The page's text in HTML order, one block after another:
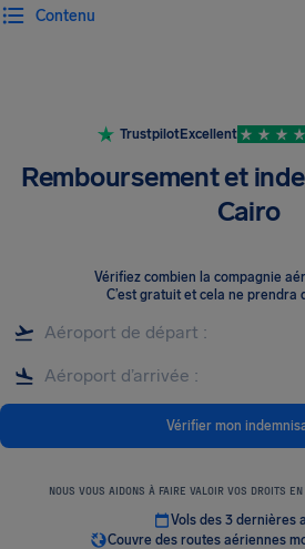
Contenu
TrustpilotExcellent
Remboursement et
Cairo
Vérifiez combien la compagnie
C’est gratuit et cela ne prendra
Vérifier mon
NOUS VOUS AIDONS À FAIRE VALOIR VOS DROITS
Vols des 3 dernières
Couvre des routes aériennes